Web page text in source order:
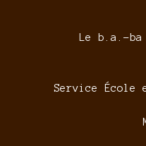
Le b.a.-
Service École